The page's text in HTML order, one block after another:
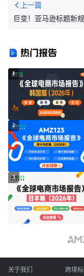
上一篇
巨变！亚马逊标题新规
热门报告
1
2
3
关于我们 跨境